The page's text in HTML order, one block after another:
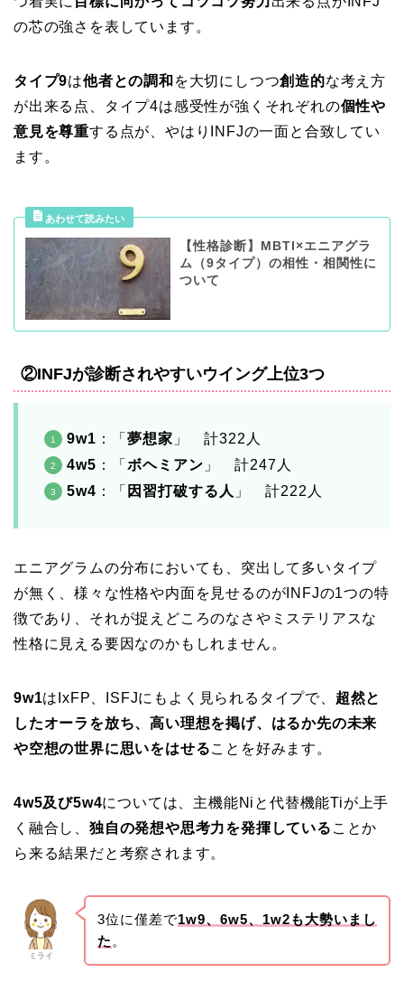
の芯の強さを表しています。
タイプ9は他者との調和 を大切にしつつ創造的な考え方
が出来る点、タイプ4は感受性が強くそれぞれの個性や
意見を尊重する点が、やはりINFJの一面と合致してい
ます。
【性格診断】MBTI×エニアグラ
ム（9タイプ）の相性・相関性に
ついて
②INFJが診断されやすいウイング上位3つ
9w1 ：「 夢想家 」 計322人
4w5 ：「 ボヘミアン 」 計247人
5w4 ：「 因習打破する人 」 計222人
エニアグラムの分布においても、突出して多いタイプ
が無く、様々な性格や内面を見せるのがINFJの1つの特
徴であり、それが捉えどころのなさやミステリアスな
性格に見える要因なのかもしれません。
9w1はIxFP、ISFJにもよく見られるタイプで、 超然と
したオーラを放ち、高い理想を掲げ、はるか先の未来
や空想の世界に思いをはせることを好みます。
4w5及び5w4については、主機能Niと代替機能Tiが上手
く融合し、 独自の発想や思考力を発揮している ことか
ら来る結果だと考察されます。
ミライ
3位に僅差で1w9、6w5、1w2も大勢いまし
た 。